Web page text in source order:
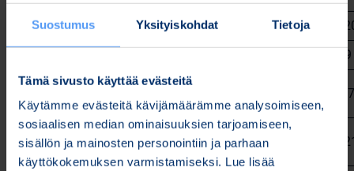
Suostumus Yksityiskohdat Tietoja
Tämä sivusto käyttää evästeitä
Käytämme evästeitä kävijämäärämme analysoimiseen,
sosiaalisen median ominaisuuksien tarjoamiseen,
sisällön ja mainosten personointiin ja parhaan
käyttökokemuksen varmistamiseksi. Lue lisää
Korolliset velat, MEUR 15,6 17,8
Nettovelkaantumisaste,
%
-20,8
%
-
Liiketoiminnan
rahavirta, MEUR
36,9 6,1